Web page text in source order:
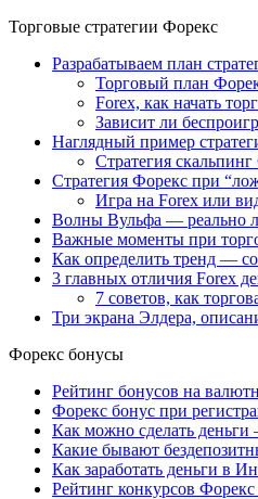
Торговые стратегии Форекс
Разрабатываем план
Торговый план
Forex, как начать
Зависит ли
Наглядный пример
Стратегия
Стратегия Форекс при
Игра на Forex или
Волны Вульфа — реально
Важные моменты при
Как определить тренд —
3 главных отличия Forex
7 советов, как
Три экрана Элдера,
Форекс бонусы
Рейтинг бонусов на
Форекс бонус при
Как можно сделать деньги
Какие бывают
Как заработать деньги в
Рейтинг конкурсов Форекс